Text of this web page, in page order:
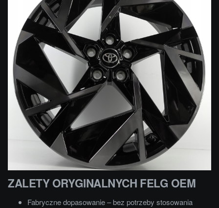
ZALETY ORYGINALNYCH FELG OEM
Fabryczne dopasowanie – bez potrzeby stosowania